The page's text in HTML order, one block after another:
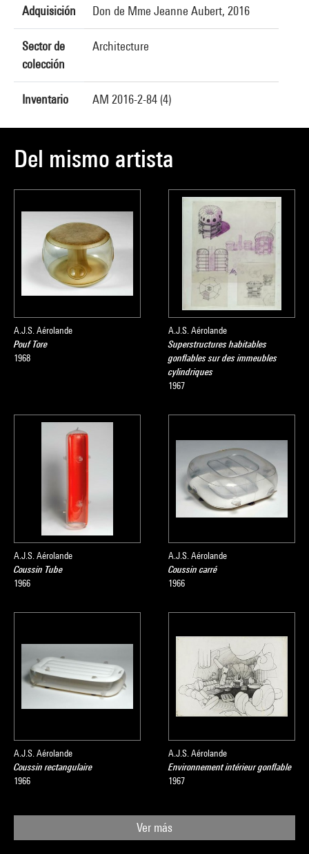
Adquisición Don de Mme Jeanne Aubert, 2016
Sector de
colección
Architecture
Inventario AM 2016-2-84 (4)
Del mismo artista
A.J.S. Aérolande
Pouf Tore
1968
A.J.S. Aérolande
Superstructures habitables
gonflables sur des immeubles
cylindriques
1967
A.J.S. Aérolande
Coussin Tube
1966
A.J.S. Aérolande
Coussin carré
1966
A.J.S. Aérolande
Coussin rectangulaire
1966
A.J.S. Aérolande
Environnement intérieur gonflable
1967
Ver más